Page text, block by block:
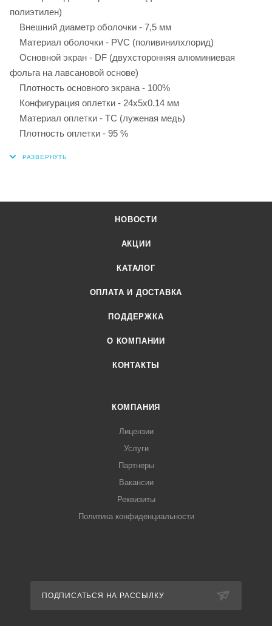
полиэтилен)
Внешний диаметр оболочки - 7,5 мм
Материал оболочки - PVC (поливинилхлорид)
Основной экран - DF (двухсторонняя алюминиевая
фольга на лавсановой основе)
Плотность основного экрана - 100%
Конфигурация оплетки - 24x5x0.14 мм
Материал оплетки - TC (луженая медь)
Плотность оплетки - 95 %
НОВОСТИ
АКЦИИ
КАТАЛОГ
ОПЛАТА И ДОСТАВКА
ПОДДЕРЖКА
О КОМПАНИИ
КОНТАКТЫ
КОМПАНИЯ
Лицензии
Услуги
Партнеры
Вакансии
Реквизиты
Политика конфиденциальности
ПОДПИСАТЬСЯ НА РАССЫЛКУ